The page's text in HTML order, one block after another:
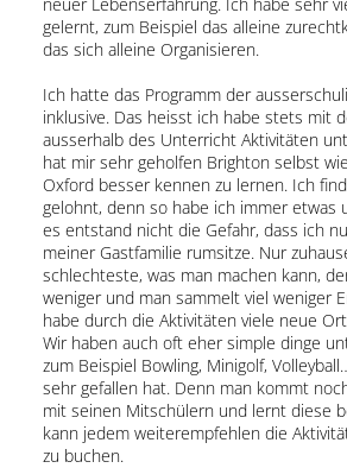
gelernt, zum Beispiel das alleine
das sich alleine Organisieren.
Ich hatte das Programm der
inklusive. Das heisst ich habe stets mit
ausserhalb des Unterricht Aktivitäten
hat mir sehr geholfen Brighton selbst
Oxford besser kennen zu lernen. Ich
gelohnt, denn so habe ich immer etwas
es entstand nicht die Gefahr, dass ich
meiner Gastfamilie rumsitze. Nur
schlechteste, was man machen kann,
weniger und man sammelt viel weniger
habe durch die Aktivitäten viele neue
Wir haben auch oft eher simple dinge
zum Beispiel Bowling, Minigolf,
sehr gefallen hat. Denn man kommt
mit seinen Mitschülern und lernt diese
kann jedem weiterempfehlen die
zu buchen.